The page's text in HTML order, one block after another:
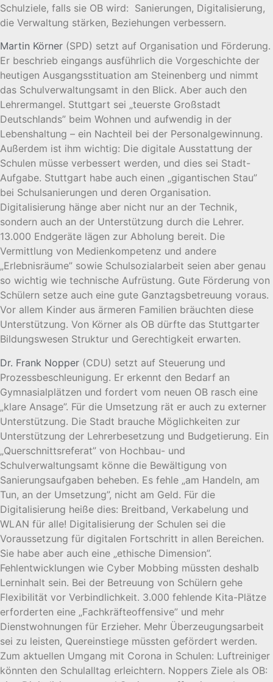
Schulziele, falls sie OB wird: Sanierungen, Digitalisierung,
die Verwaltung stärken, Beziehungen verbessern.
Martin Körner (SPD) setzt auf Organisation und Förderung.
Er beschrieb eingangs ausführlich die Vorgeschichte der
heutigen Ausgangsstituation am Steinenberg und nimmt
das Schulverwaltungsamt in den Blick. Aber auch den
Lehrermangel. Stuttgart sei „teuerste Großstadt
Deutschlands” beim Wohnen und aufwendig in der
Lebenshaltung – ein Nachteil bei der Personalgewinnung.
Außerdem ist ihm wichtig: Die digitale Ausstattung der
Schulen müsse verbessert werden, und dies sei Stadt-
Aufgabe. Stuttgart habe auch einen „gigantischen Stau”
bei Schulsanierungen und deren Organisation.
Digitalisierung hänge aber nicht nur an der Technik,
sondern auch an der Unterstützung durch die Lehrer.
13.000 Endgeräte lägen zur Abholung bereit. Die
Vermittlung von Medienkompetenz und andere
„Erlebnisräume” sowie Schulsozialarbeit seien aber genau
so wichtig wie technische Aufrüstung. Gute Förderung von
Schülern setze auch eine gute Ganztagsbetreuung voraus.
Vor allem Kinder aus ärmeren Familien bräuchten diese
Unterstützung. Von Körner als OB dürfte das Stuttgarter
Bildungswesen Struktur und Gerechtigkeit erwarten.
Dr. Frank Nopper (CDU) setzt auf Steuerung und
Prozessbeschleunigung. Er erkennt den Bedarf an
Gymnasialplätzen und fordert vom neuen OB rasch eine
„klare Ansage”. Für die Umsetzung rät er auch zu externer
Unterstützung. Die Stadt brauche Möglichkeiten zur
Unterstützung der Lehrerbesetzung und Budgetierung. Ein
„Querschnittsreferat” von Hochbau- und
Schulverwaltungsamt könne die Bewältigung von
Sanierungsaufgaben beheben. Es fehle „am Handeln, am
Tun, an der Umsetzung”, nicht am Geld. Für die
Digitalisierung heiße dies: Breitband, Verkabelung und
WLAN für alle! Digitalisierung der Schulen sei die
Voraussetzung für digitalen Fortschritt in allen Bereichen.
Sie habe aber auch eine „ethische Dimension”.
Fehlentwicklungen wie Cyber Mobbing müssten deshalb
Lerninhalt sein. Bei der Betreuung von Schülern gehe
Flexibilität vor Verbindlichkeit. 3.000 fehlende Kita-Plätze
erforderten eine „Fachkräfteoffensive” und mehr
Dienstwohnungen für Erzieher. Mehr Überzeugungsarbeit
sei zu leisten, Quereinstiege müssten gefördert werden.
Zum aktuellen Umgang mit Corona in Schulen: Luftreiniger
könnten den Schulalltag erleichtern. Noppers Ziele als OB: